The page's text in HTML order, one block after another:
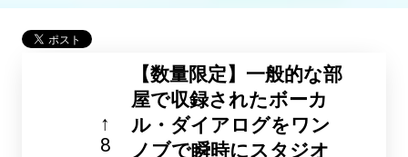
↑
8
【数量限定】一般的な部
屋で収録されたボーカ
ル・ダイアログをワン
ノブで瞬時にスタジオ